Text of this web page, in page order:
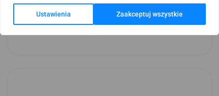
Ustawienia Zaakceptuj wszystkie
W Comarch e-Sklep utwórz własne feedy produktowe,
udostępnij towary i zostań hurtownią dla innych! Rozszerz